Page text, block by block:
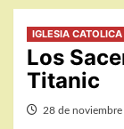
IGLESIA CATOLICA
Los
Titanic
28 de